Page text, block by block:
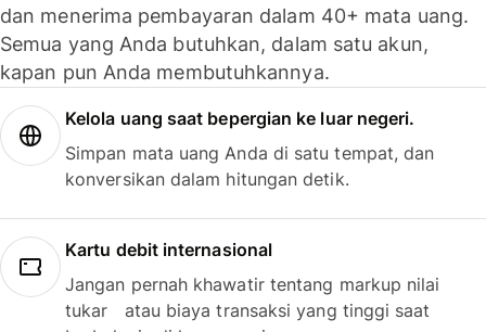
dan menerima pembayaran dalam 40+ mata uang.
Semua yang Anda butuhkan, dalam satu akun,
kapan pun Anda membutuhkannya.
Kelola uang saat bepergian ke luar negeri.
Simpan mata uang Anda di satu tempat, dan
konversikan dalam hitungan detik.
Kartu debit internasional
Jangan pernah khawatir tentang markup nilai
tukar atau biaya transaksi yang tinggi saat